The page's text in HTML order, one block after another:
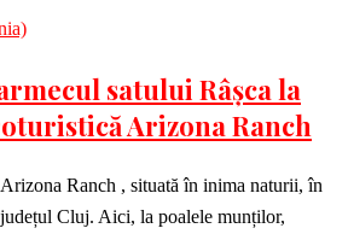
satului Râșca la
Arizona Ranch
Ranch , situată în inima naturii, în
Cluj. Aici, la poalele munților,